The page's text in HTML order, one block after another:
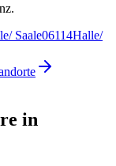
Saale06114Halle/
in